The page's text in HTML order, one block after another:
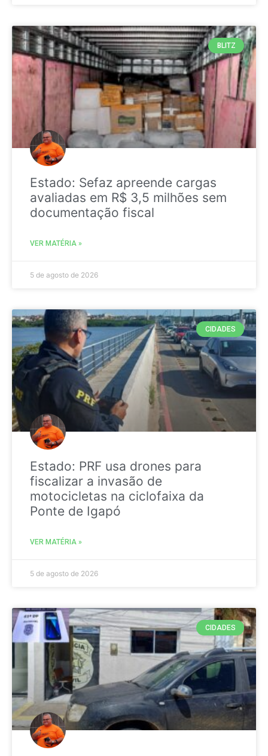
BLITZ
Estado: Sefaz apreende cargas
avaliadas em R$ 3,5 milhões sem
documentação fiscal
VER MATÉRIA »
5 de agosto de 2026
CIDADES
Estado: PRF usa drones para
fiscalizar a invasão de
motocicletas na ciclofaixa da
Ponte de Igapó
VER MATÉRIA »
5 de agosto de 2026
CIDADES